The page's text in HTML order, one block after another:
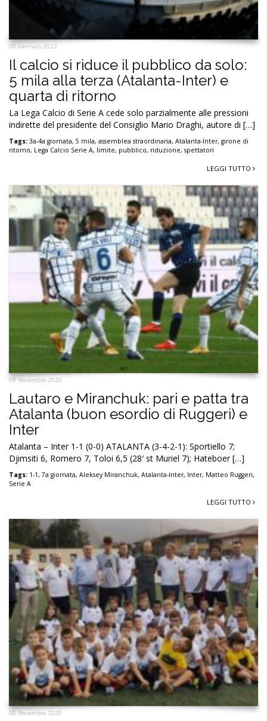
08 Gennaio 2022
Il calcio si riduce il pubblico da solo:
5 mila alla terza (Atalanta-Inter) e
quarta di ritorno
La Lega Calcio di Serie A cede solo parzialmente alle pressioni
indirette del presidente del Consiglio Mario Draghi, autore di […]
Tags: 3a-4a giornata, 5 mila, assemblea straordinaria, Atalanta-Inter, girone di
ritorno, Lega Calcio Serie A, limite, pubblico, riduzione, spettatori
LEGGI TUTTO
08 Novembre 2020
Lautaro e Miranchuk: pari e patta tra
Atalanta (buon esordio di Ruggeri) e
Inter
Atalanta – Inter 1-1 (0-0) ATALANTA (3-4-2-1): Sportiello 7;
Djimsiti 6, Romero 7, Toloi 6,5 (28′ st Muriel 7); Hateboer […]
Tags: 1-1, 7a giornata, Aleksey Miranchuk, Atalanta-Inter, Inter, Matteo Ruggeri,
Serie A
LEGGI TUTTO
08 Novembre 2020